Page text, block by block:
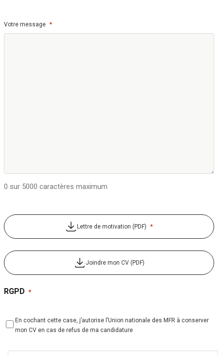
Votre message *
0 sur 5000 caractères maximum
Lettre de motivation (PDF) *
Joindre mon CV (PDF)
RGPD *
En cochant cette case, j’autorise l’Union nationale des MFR à conserver
mon CV en cas de refus de ma candidature